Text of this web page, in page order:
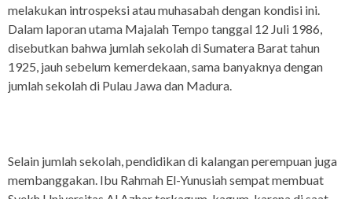
melakukan introspeksi atau muhasabah dengan kondisi ini.
Dalam laporan utama Majalah Tempo tanggal 12 Juli 1986,
disebutkan bahwa jumlah sekolah di Sumatera Barat tahun
1925, jauh sebelum kemerdekaan, sama banyaknya dengan
jumlah sekolah di Pulau Jawa dan Madura.
Selain jumlah sekolah, pendidikan di kalangan perempuan juga
membanggakan. Ibu Rahmah El-Yunusiah sempat membuat